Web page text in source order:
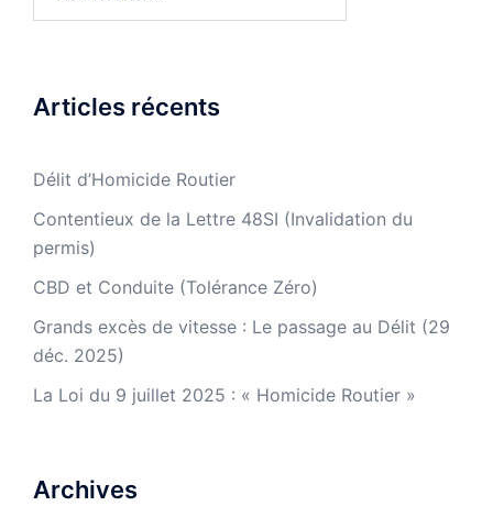
Articles récents
Délit d’Homicide Routier
Contentieux de la Lettre 48SI (Invalidation du
permis)
CBD et Conduite (Tolérance Zéro)
Grands excès de vitesse : Le passage au Délit (29
déc. 2025)
La Loi du 9 juillet 2025 : « Homicide Routier »
Archives